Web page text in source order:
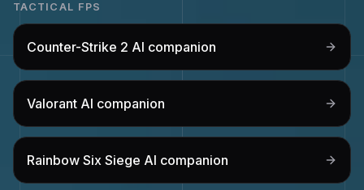
TACTICAL FPS
Counter-Strike 2 AI companion
Valorant AI companion
Rainbow Six Siege AI companion